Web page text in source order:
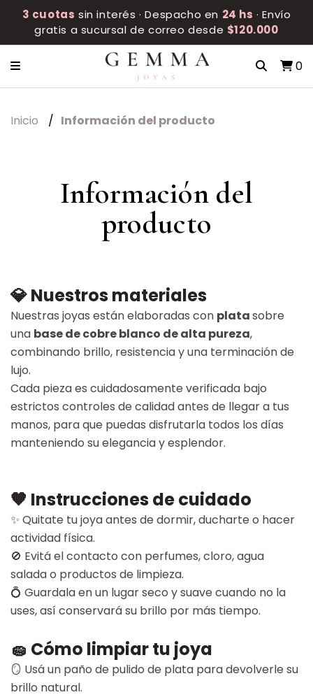
3 cuotas sin interés · Despacho en 24 hs · Envío
gratis a sucursal de correo desde $120.000
0
Inicio Información del producto
Información del
producto
💎 Nuestros materiales
Nuestras joyas están elaboradas con platasobre
una base de cobre blanco de alta pureza,
combinando brillo, resistencia y una terminación de
lujo.
Cada pieza es cuidadosamente verificada bajo
estrictos controles de calidad antes de llegar a tus
manos, para que puedas disfrutarla todos los días
manteniendo su elegancia y esplendor.
🧡 Instrucciones de cuidado
✨ Quitate tu joya antes de dormir, ducharte o hacer
actividad física.
🚫 Evitá el contacto con perfumes, cloro, agua
salada o productos de limpieza.
💍 Guardala en un lugar seco y suave cuando no la
uses, así conservará su brillo por más tiempo.
🧽 Cómo limpiar tu joya
🪞 Usá un paño de pulido de plata para devolverle su
brillo natural.